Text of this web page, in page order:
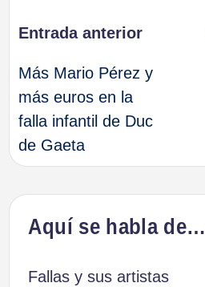
Navegación
de
entradas
Entrada anterior
Más Mario Pérez y
más euros en la
falla infantil de Duc
de Gaeta
Aquí se habla de…
Fallas y sus artistas